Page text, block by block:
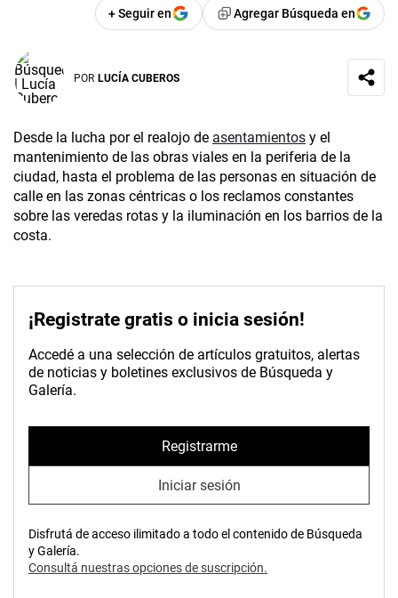
+ Seguir en Agregar Búsqueda en
POR LUCÍA CUBEROS
Desde la lucha por el realojo de asentamientos y el
mantenimiento de las obras viales en la periferia de la
ciudad, hasta el problema de las personas en situación de
calle en las zonas céntricas o los reclamos constantes
sobre las veredas rotas y la iluminación en los barrios de la
costa.
¡Registrate gratis o inicia sesión!
Accedé a una selección de artículos gratuitos, alertas
de noticias y boletines exclusivos de Búsqueda y
Galería.
Registrarme
Iniciar sesión
Disfrutá de acceso ilimitado a todo el contenido de Búsqueda
y Galería.
Consultá nuestras opciones de suscripción.